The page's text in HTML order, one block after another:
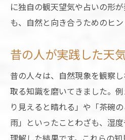
に独自の観天望気や占いの形
も、自然と向き合うためのヒン
昔の人が実践した天
昔の人々は、自然現象を観察
取る知識を磨いてきました。
り見えると晴れる」や「茶碗
雨」といったことわざも、湿